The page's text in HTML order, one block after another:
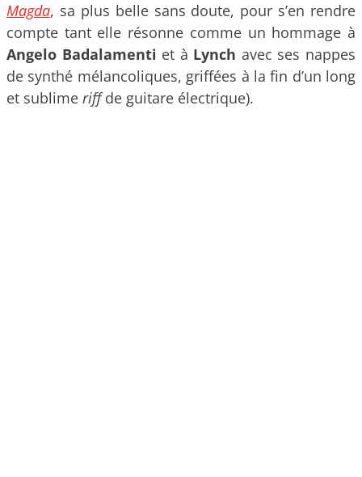
Magda, sa plus belle sans doute, pour s’en rendre
compte tant elle résonne comme un hommage à
Angelo Badalamenti et à Lynch avec ses nappes
de synthé mélancoliques, griffées à la fin d’un long
et sublime riffde guitare électrique).